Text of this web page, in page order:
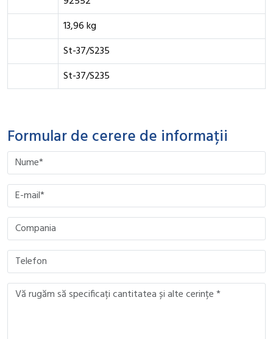
13,96 kg
St-37/S235
St-37/S235
Formular de cerere de informații
Please leave this field empty.
Please leave this field empty.
Please leave this field empty.
Please leave this field empty.